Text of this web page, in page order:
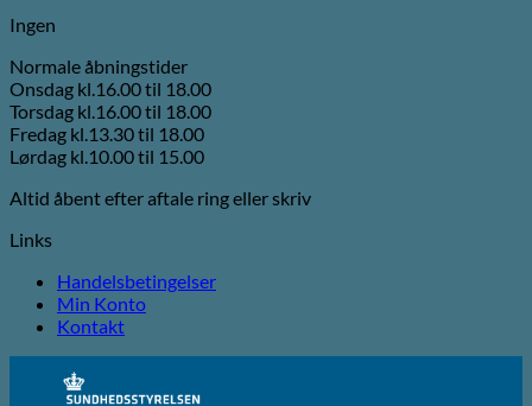
Ingen
Normale åbningstider
Onsdag kl.16.00 til 18.00
Torsdag kl.16.00 til 18.00
Fredag kl.13.30 til 18.00
Lørdag kl.10.00 til 15.00
Altid åbent efter aftale ring eller skriv
Links
Handelsbetingelser
Min Konto
Kontakt